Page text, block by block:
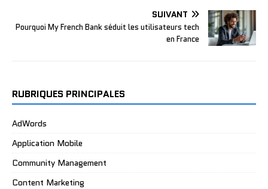
SUIVANT
Pourquoi My French Bank séduit les utilisateurs tech
en France
RUBRIQUES PRINCIPALES
AdWords
Application Mobile
Community Management
Content Marketing